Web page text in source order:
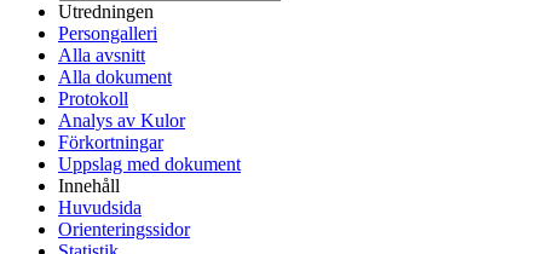
Utredningen
Persongalleri
Alla avsnitt
Alla dokument
Protokoll
Analys av Kulor
Förkortningar
Uppslag med dokument
Innehåll
Huvudsida
Orienteringssidor